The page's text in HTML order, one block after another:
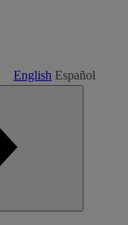
English Español